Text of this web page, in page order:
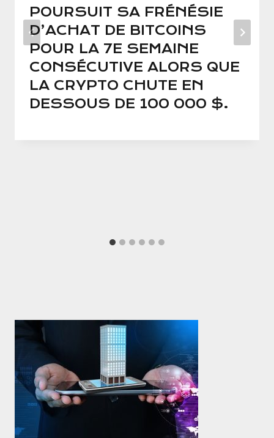
POURSUIT SA FRÉNÉSIE
D’ACHAT DE BITCOINS
POUR LA 7E SEMAINE
CONSÉCUTIVE ALORS QUE
LA CRYPTO CHUTE EN
DESSOUS DE 100 000 $.